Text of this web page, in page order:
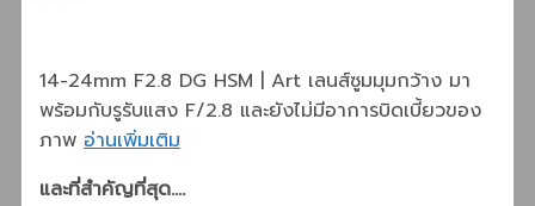
14-24mm F2.8 DG HSM | Art เลนส์ซูมมุมกว้าง มา
พร้อมกับรูรับแสง F/2.8 และยังไม่มีอาการบิดเบี้ยวของ
ภาพ อ่านเพิ่มเติม
และที่สำคัญที่สุด….